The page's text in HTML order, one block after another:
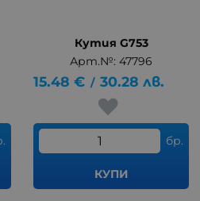
Кутия G753
Арт.№: 47796
15.48 € / 30.28 лв.
бр.
КУПИ